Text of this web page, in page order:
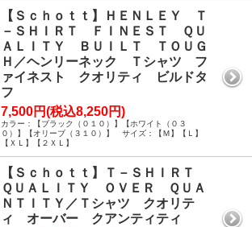
【Ｓｃｈｏｔｔ】ＨＥＮＬＥＹ Ｔ
－ＳＨＩＲＴ ＦＩＮＥＳＴ ＱＵ
ＡＬＩＴＹ ＢＵＩＬＴ ＴＯＵＧ
Ｈ／ヘンリーネック Ｔシャツ フ
ァイネスト クオリティ ビルドタ
フ
7,500円(税込8,250円)
カラー：【ブラック（０１０）】【ホワイト（０３
０）】【オリーブ（３１０）】 サイズ：【Ｍ】【Ｌ】
【ＸＬ】【２ＸＬ】
【Ｓｃｈｏｔｔ】Ｔ－ＳＨＩＲＴ
ＱＵＡＬＩＴＹ ＯＶＥＲ ＱＵＡ
ＮＴＩＴＹ／Ｔシャツ クオリテ
ィ オーバー クアンティティ